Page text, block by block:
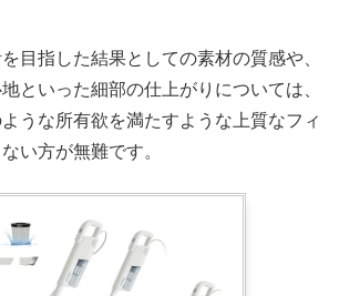
目指した結果としての素材の質感や、
といった細部の仕上がりについては、
うな所有欲を満たすような上質なフィ
い方が無難です。